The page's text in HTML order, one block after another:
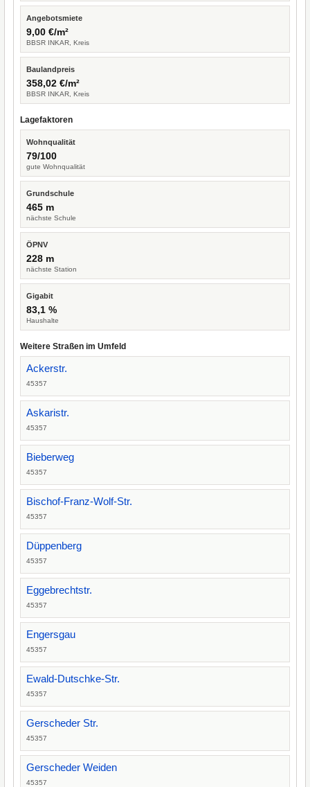
Angebotsmiete
9,00 €/m²
BBSR INKAR, Kreis
Baulandpreis
358,02 €/m²
BBSR INKAR, Kreis
Lagefaktoren
Wohnqualität
79/100
gute Wohnqualität
Grundschule
465 m
nächste Schule
ÖPNV
228 m
nächste Station
Gigabit
83,1 %
Haushalte
Weitere Straßen im Umfeld
Ackerstr.
45357
Askaristr.
45357
Bieberweg
45357
Bischof-Franz-Wolf-Str.
45357
Düppenberg
45357
Eggebrechtstr.
45357
Engersgau
45357
Ewald-Dutschke-Str.
45357
Gerscheder Str.
45357
Gerscheder Weiden
45357